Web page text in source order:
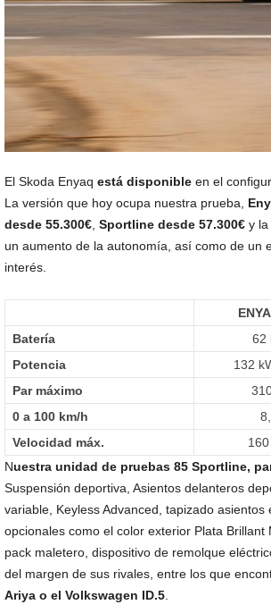
El Skoda Enyaq está disponibleen el
La versión que hoy ocupa nuestra prueba,
desde 55.300€, Sportline desde 57.300€y la
un aumento de la autonomía, así como de un
interés.
Batería
62
Potencia
132
Par máximo
0 a 100 km/h
Velocidad máx.
Nuestra unidad de pruebas 85 Sportline,
Suspensión deportiva, Asientos delanteros
variable, Keyless Advanced, tapizado
opcionales como el color exterior Plata
pack maletero, dispositivo de remolque
del margen de sus rivales, entre los que
Ariya o el Volkswagen ID.5.